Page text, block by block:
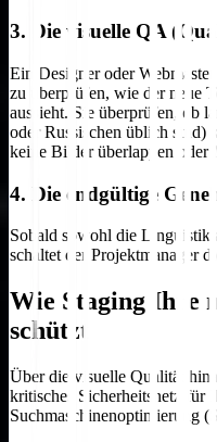
3. Die visuelle QA
Ein Designer oder
zu überprüfen, wie der neue
aussieht. Sie überprüfen, ob
oder Russischen üblich sind)
keine Bilder überlappen oder
4. Die endgültige
Sobald sowohl die Linguistik
schaltet der Projektmanager
Wie Staging Ihre
schützt
Über die visuelle Qualität
kritisches Sicherheitsnetz für
Suchmaschinenoptimierung